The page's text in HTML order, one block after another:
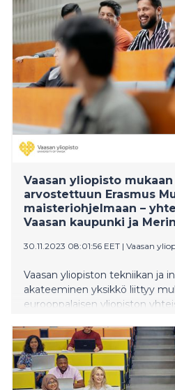
Vaasan yliopisto
arvostettuun Erasmus
maisteriohjelmaan –
Vaasan kaupunki ja
30.11.2023 08:01:56 EET | Vaasan
Vaasan yliopiston tekniikan ja
akateeminen yksikkö liittyy
eurooppalaisen yliopiston
yliopiston ensimmäinen
Programme -yhteisohjelma.
yliopistot ovat University of
International Hellenic